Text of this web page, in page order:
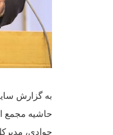
به گزارش
حاشیه مجمع
جوادی،